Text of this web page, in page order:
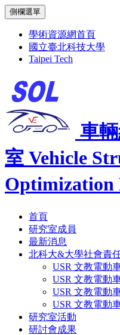
側欄選單
學術資源網首頁
國立臺北科技大學
Taipei Tech
車
室 Vehicle
Optimization
首頁
研究室成員
最新消息
北科大&大學社會責
USR 文教電動
USR 文教電動
USR 文教電動
USR 文教電動
研究室活動
研討會成果